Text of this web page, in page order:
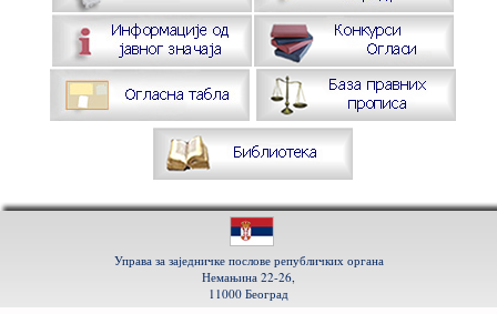
Управа за заједничке послове републичких органа
Немањина 22-26,
11000 Београд